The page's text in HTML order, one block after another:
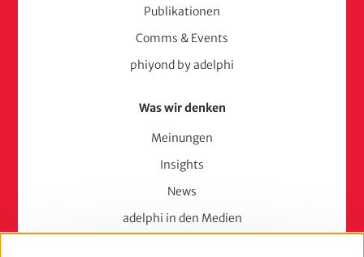
Publikationen
Comms & Events
phiyond by adelphi
Was wir denken
Meinungen
Insights
News
adelphi in den Medien